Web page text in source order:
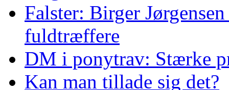
Falster: Birger
fuldtræffere
DM i ponytrav: Stærke
Kan man tillade sig det?